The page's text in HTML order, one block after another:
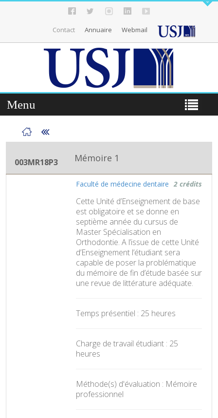
Contact Annuaire Webmail
Menu
003MR18P3 Mémoire 1
Faculté de médecine dentaire 2 crédits
Cette Unité d’Enseignement de base
est obligatoire et se donne en
septième année du cursus de
Master Spécialisation en
Orthodontie. A l’issue de cette Unité
d’Enseignement l’étudiant sera
capable de poser la problématique
du mémoire de fin d’étude basée sur
une revue de littérature adéquate.
Temps présentiel : 25 heures
Charge de travail étudiant : 25
heures
Méthode(s) d'évaluation : Mémoire
professionnel